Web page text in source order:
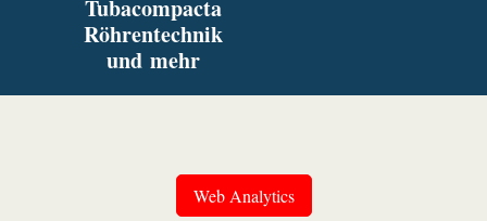
Tubacompacta
Röhrentechnik
und mehr
Web Analytics